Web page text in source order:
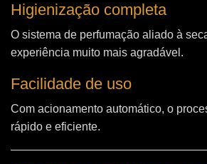
Higienização completa
O sistema de perfumação aliado à
experiência muito mais agradável.
Facilidade de uso
Com acionamento automático, o
rápido e eficiente.